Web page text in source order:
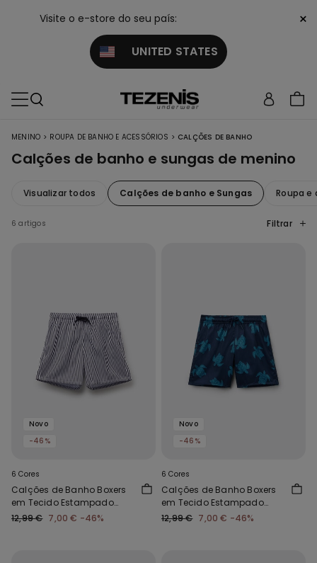
Visite o e-store do seu país:
UNITED STATES
×
MENINO > ROUPA DE BANHO E ACESSÓRIOS > CALÇÕES DE BANHO
Calções de banho e sungas de menino
Visualizar todos Calções de banho e Sungas Roupa e
6 artigos Filtrar
Novo
-46%
6 Cores
Calções de Banho Boxers
em Tecido Estampado
Menino
12,99 € 7,00 € -46%
Novo
-46%
6 Cores
Calções de Banho Boxers
em Tecido Estampado
Menino
12,99 € 7,00 € -46%